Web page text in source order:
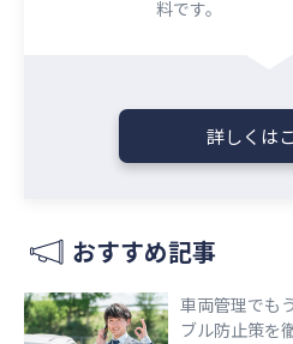
料です。
詳しくは
おすすめ記事
車両管理でも
ブル防止策を